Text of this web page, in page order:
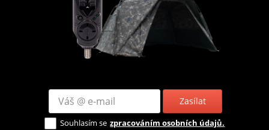
Zasílat
Souhlasím se zpracováním osobních údajů.